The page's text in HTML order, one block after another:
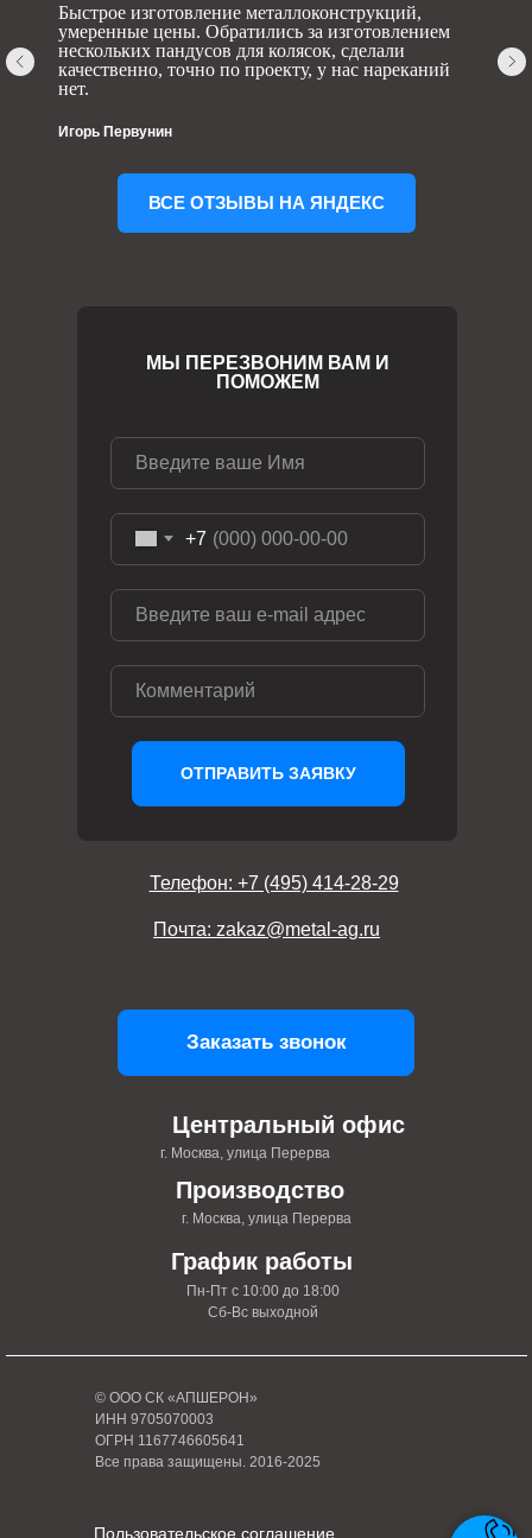
Быстрое изготовление металлоконструкций,
умеренные цены. Обратились за изготовлением
нескольких пандусов для колясок, сделали
качественно, точно по проекту, у нас нареканий
нет.
Игорь Первунин
ВСЕ ОТЗЫВЫ НА ЯНДЕКС
© ООО СК «АПШЕРОН»
ИНН 9705070003
ОГРН 1167746605641
Все права защищены. 2016-2025
Пользовательское соглашение
+7
ОТПРАВИТЬ ЗАЯВКУ
МЫ ПЕРЕЗВОНИМ ВАМ И
ПОМОЖЕМ
Центральный офис
г. Москва, улица Перерва
График работы
Пн-Пт с 10:00 до 18:00
Сб-Вс выходной
Производство
г. Москва, улица Перерва
Телефон: +7 (495) 414-28-29
Почта: zakaz@metal-ag.ru
Заказать звонок